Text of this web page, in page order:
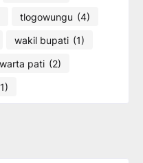
tlogowungu (4)
wakil bupati (1)
warta pati (2)